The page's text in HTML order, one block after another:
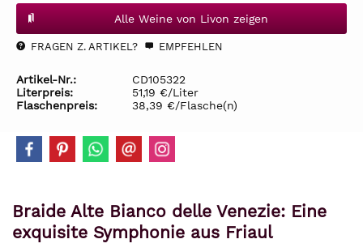
Alle Weine von Livon zeigen
FRAGEN Z. ARTIKEL? EMPFEHLEN
Artikel-Nr.:
CD105322
Literpreis:
51,19 €/Liter
Flaschenpreis:
38,39 €/Flasche(n)
Braide Alte Bianco delle Venezie: Eine
exquisite Symphonie aus Friaul